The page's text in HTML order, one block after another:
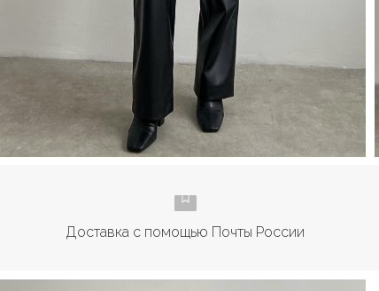
Доставка с помощью Почты России